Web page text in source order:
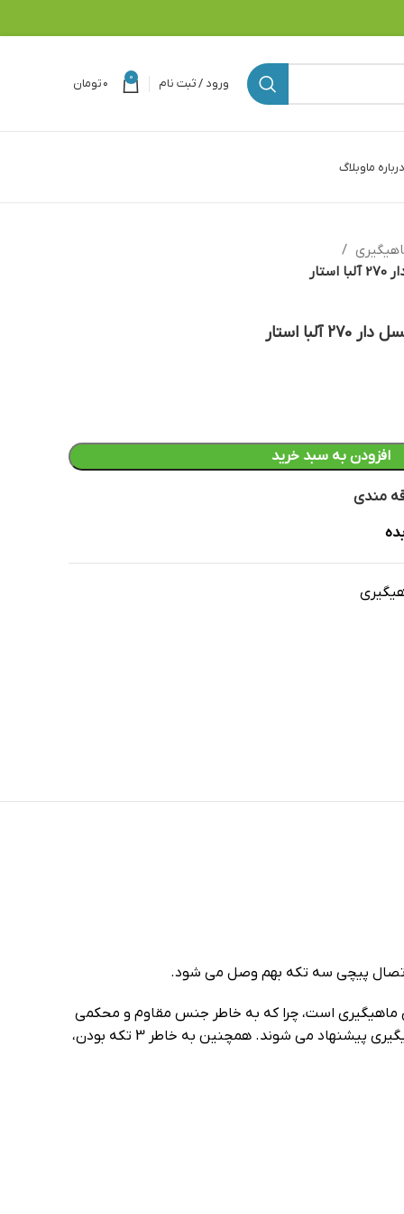
ورود / ثبت نام 0 ۰تومان
درباره ماوبلاگ
استار
افزودن به سبد خرید
مندی
انواع روش های ماهیگیری است، چرا که به خاطر جنس مقاوم و محکمی
که دارند، در ماهیگیری به سختی دچار خرابی و شکستگی می شوند و به ویژه برای ماهیگیران مبتدی و کودکان علاقه مند به ماهیگیری پیشنهاد می شوند. همچنین به خاطر 3 تکه بودن،